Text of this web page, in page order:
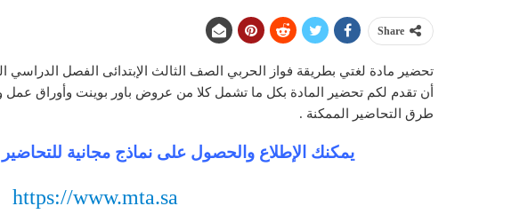
Share
تحضير مادة لغتي بطريقة فواز الحربي الصف الثالث الإبتدائى الفصل
أن تقدم لكم تحضير المادة بكل ما تشمل كلا من عروض باور بوينت وأوراق
طرق التحاضير الممكنة .
يمكنك الإطلاع والحصول على نماذج مجانية
https://www.mta.sa